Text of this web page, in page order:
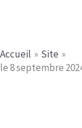
Accueil
Site
le 8 septembre